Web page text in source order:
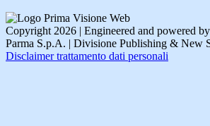
Copyright 2026 | Engineered and powered
Parma S.p.A. | Divisione Publishing & New
Disclaimer trattamento dati personali